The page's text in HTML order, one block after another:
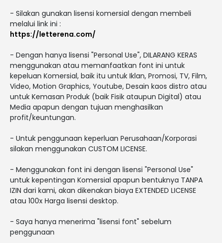
- Silakan gunakan lisensi komersial dengan membeli
melalui link ini :
https://letterena.com/
- Dengan hanya lisensi "Personal Use", DILARANG KERAS
menggunakan atau memanfaatkan font ini untuk
kepeluan Komersial, baik itu untuk Iklan, Promosi, TV, Film,
Video, Motion Graphics, Youtube, Desain kaos distro atau
untuk Kemasan Produk (baik Fisik ataupun Digital) atau
Media apapun dengan tujuan menghasilkan
profit/keuntungan.
- Untuk penggunaan keperluan Perusahaan/Korporasi
silakan menggunakan CUSTOM LICENSE.
- Menggunakan font ini dengan lisensi "Personal Use"
untuk kepentingan Komersial apapun bentuknya TANPA
IZIN dari kami, akan dikenakan biaya EXTENDED LICENSE
atau 100x Harga lisensi desktop.
- Saya hanya menerima "lisensi font" sebelum
penggunaan